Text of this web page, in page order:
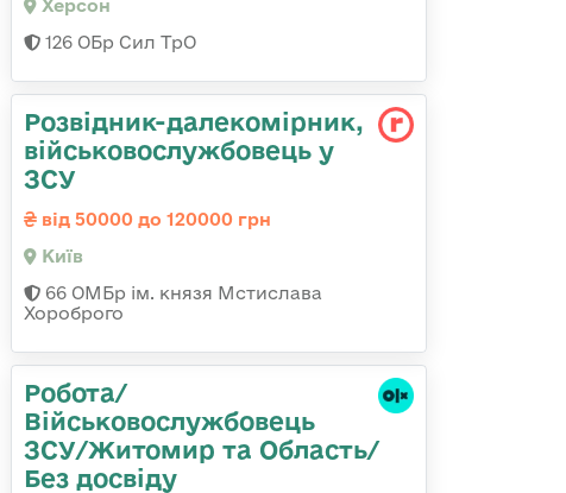
Херсон
126 ОБр Сил ТрО
Розвідник-далекомірник,
військовослужбовець у
ЗСУ
від 50000 до 120000 грн
Київ
66 ОМБр ім. князя Мстислава
Хороброго
Робота/
Військовослужбовець
ЗСУ/Житомир та Область/
Без досвіду